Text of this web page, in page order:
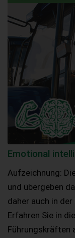
Emotional
Aufzeichnung:
und übergeben
daher auch in
Erfahren Sie in
Führungskräften